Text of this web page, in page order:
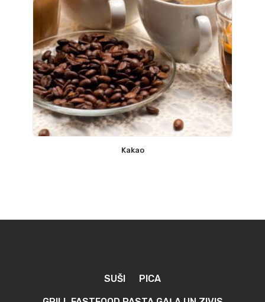
Kakao
SUŠI PICA